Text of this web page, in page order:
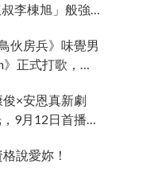
李棟旭」般強
伙房兵》味覺男
正式打歌，劇
×安恩真新劇
9月12日首播引
說愛妳！